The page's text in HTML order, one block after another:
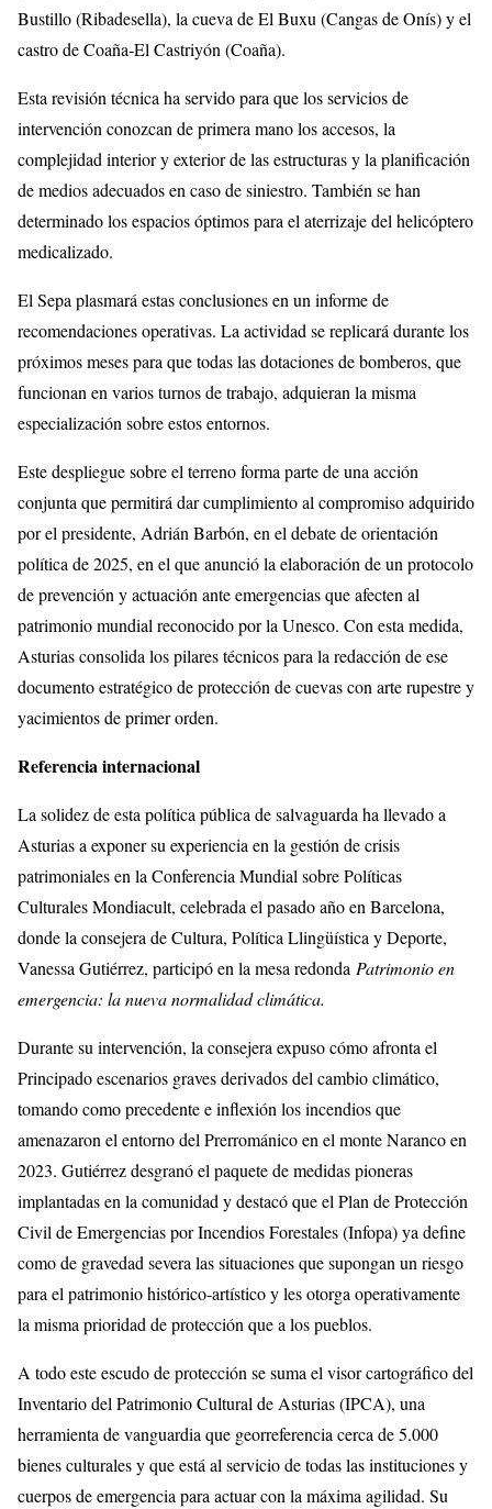
Bustillo (Ribadesella), la cueva de El Buxu (Cangas de Onís) y el
castro de Coaña-El Castriyón (Coaña).
Esta revisión técnica ha servido para que los servicios de
intervención conozcan de primera mano los accesos, la
complejidad interior y exterior de las estructuras y la planificación
de medios adecuados en caso de siniestro. También se han
determinado los espacios óptimos para el aterrizaje del helicóptero
medicalizado.
El Sepa plasmará estas conclusiones en un informe de
recomendaciones operativas. La actividad se replicará durante los
próximos meses para que todas las dotaciones de bomberos, que
funcionan en varios turnos de trabajo, adquieran la misma
especialización sobre estos entornos.
Este despliegue sobre el terreno forma parte de una acción
conjunta que permitirá dar cumplimiento al compromiso adquirido
por el presidente, Adrián Barbón, en el debate de orientación
política de 2025, en el que anunció la elaboración de un protocolo
de prevención y actuación ante emergencias que afecten al
patrimonio mundial reconocido por la Unesco. Con esta medida,
Asturias consolida los pilares técnicos para la redacción de ese
documento estratégico de protección de cuevas con arte rupestre y
yacimientos de primer orden.
Referencia internacional
La solidez de esta política pública de salvaguarda ha llevado a
Asturias a exponer su experiencia en la gestión de crisis
patrimoniales en la Conferencia Mundial sobre Políticas
Culturales Mondiacult, celebrada el pasado año en Barcelona,
donde la consejera de Cultura, Política Llingüística y Deporte,
Vanessa Gutiérrez, participó en la mesa redonda Patrimonio en
emergencia: la nueva normalidad climática.
Durante su intervención, la consejera expuso cómo afronta el
Principado escenarios graves derivados del cambio climático,
tomando como precedente e inflexión los incendios que
amenazaron el entorno del Prerrománico en el monte Naranco en
2023. Gutiérrez desgranó el paquete de medidas pioneras
implantadas en la comunidad y destacó que el Plan de Protección
Civil de Emergencias por Incendios Forestales (Infopa) ya define
como de gravedad severa las situaciones que supongan un riesgo
para el patrimonio histórico-artístico y les otorga operativamente
la misma prioridad de protección que a los pueblos.
A todo este escudo de protección se suma el visor cartográfico del
Inventario del Patrimonio Cultural de Asturias (IPCA), una
herramienta de vanguardia que georreferencia cerca de 5.000
bienes culturales y que está al servicio de todas las instituciones y
cuerpos de emergencia para actuar con la máxima agilidad. Su